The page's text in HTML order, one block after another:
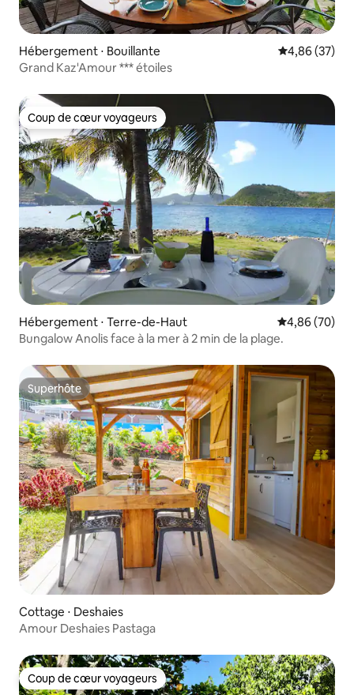
Hébergement ⋅ Bouillante Évaluation
4,86 (37)
Grand Kaz'Amour *** étoiles
Coup de cœur voyageurs
Coup de cœur voyageurs
Hébergement ⋅ Terre-de-Haut Évaluation
4,86 (70)
Bungalow Anolis face à la mer à 2 min de la plage.
Superhôte
Superhôte
Cottage ⋅ Deshaies
Amour Deshaies Pastaga
Coup de cœur voyageurs
Coup de cœur voyageurs